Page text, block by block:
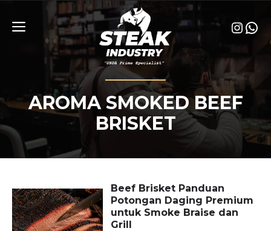
Menu
AROMA SMOKED BEEF
BRISKET
Beef Brisket Panduan
Potongan Daging Premium
untuk Smoke Braise dan
Grill